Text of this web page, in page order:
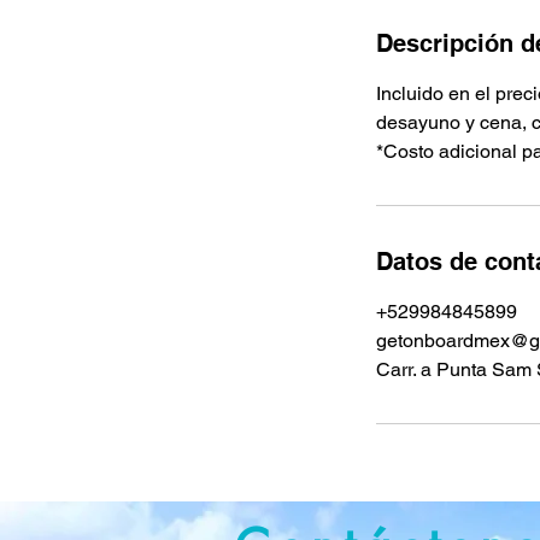
Descripción
Incluido en el
desayuno y cena,
*Costo adicional
Datos de
+529984845899
Carr. a Punta